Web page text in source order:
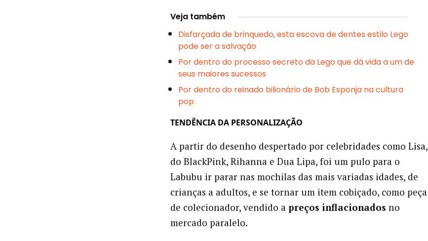
Veja também
Disfarçada de brinquedo, esta escova de dentes estilo Lego
pode ser a salvação
Por dentro do processo secreto da Lego que dá vida a um de
seus maiores sucessos
Por dentro do reinado bilionário de Bob Esponja na cultura
pop
TENDÊNCIA DA PERSONALIZAÇÃO
A partir do desenho despertado por celebridades como Lisa,
do BlackPink, Rihanna e Dua Lipa, foi um pulo para o
Labubu ir parar nas mochilas das mais variadas idades, de
crianças a adultos, e se tornar um item cobiçado, como peça
de colecionador, vendido a preços inflacionados no
mercado paralelo.